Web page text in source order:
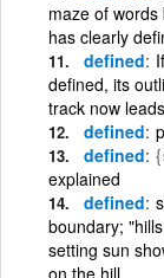
maze of
has clearly
defined
defined, its
track now
defined
defined
explained
defined
boundary;
setting sun
on the hill